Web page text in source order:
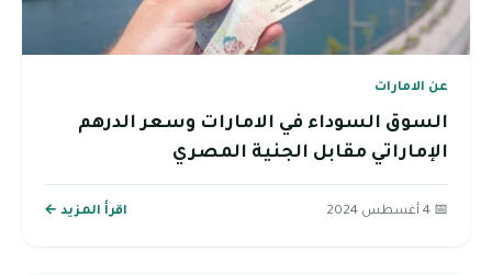
عن الامارات
السوق السوداء في الامارات وسعر الدرهم
الإماراتي مقابل الجنية المصري
📅 4 أغسطس 2024 اقرأ المزيد ←